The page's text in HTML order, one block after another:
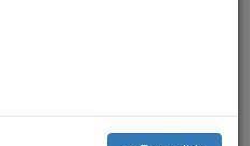
Busquen Refugio En Países
sin